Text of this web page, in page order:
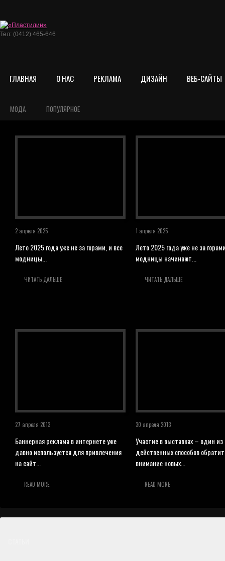
Тел: (0412) 465-646
ГЛАВНАЯ О НАС РЕКЛАМА ДИЗАЙН ВЕБ-САЙТЫ
МОДА ПОПУЛЯРНОЕ
2 апреля 2025
Лето 2025 года уже не за горами, и все
модницы...
ЧИТАТЬ ДАЛЬШЕ
1 апреля 2025
Лето 2025 года уже не за
модницы начинают...
ЧИТАТЬ ДАЛЬШЕ
27 апреля 2013
Баннерная реклама в интернете уже
давно используется для привлечения
на сайт...
READ MORE
30 апреля 2013
Участие в выставках – один из
действенных способов
внимание новых...
READ MORE